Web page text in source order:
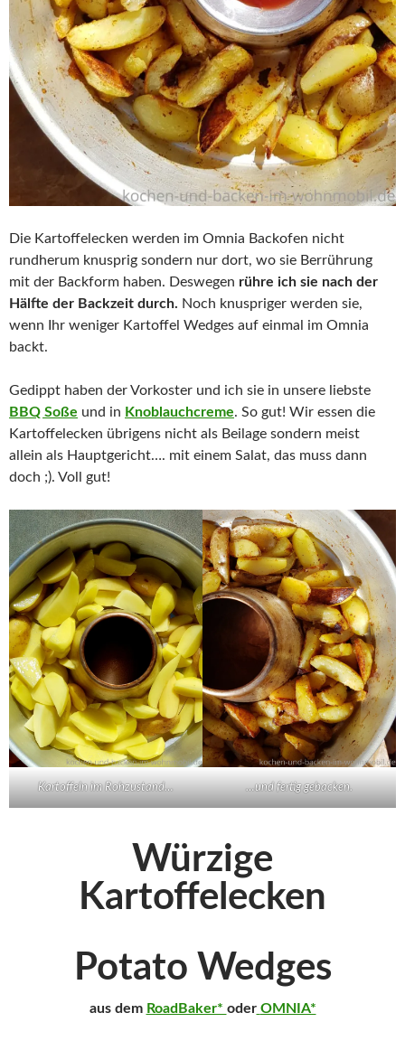
Die Kartoffelecken werden im Omnia Backofen nicht
rundherum knusprig sondern nur dort, wo sie Berrührung
mit der Backform haben. Deswegen rühre ich sie nach der
Hälfte der Backzeit durch. Noch knuspriger werden sie,
wenn Ihr weniger Kartoffel Wedges auf einmal im Omnia
backt.
Gedippt haben der Vorkoster und ich sie in unsere liebste
BBQ Soße und in Knoblauchcreme. So gut! Wir essen die
Kartoffelecken übrigens nicht als Beilage sondern meist
allein als Hauptgericht…. mit einem Salat, das muss dann
doch ;). Voll gut!
Kartoffeln im Rohzustand… …und fertig gebacken.
Würzige
Kartoffelecken
Potato Wedges
aus dem RoadBaker* oder OMNIA*